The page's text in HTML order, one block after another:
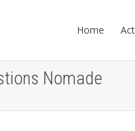
Home
Nomade